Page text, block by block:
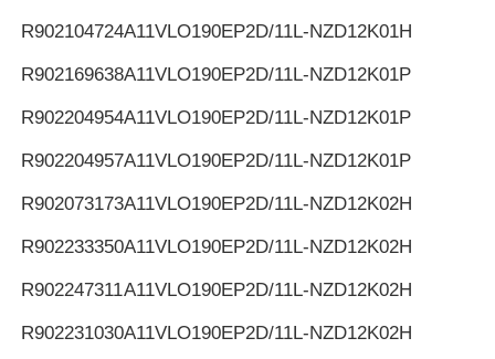
R902104724A11VLO190EP2D/11L-NZD12K01H
R902169638A11VLO190EP2D/11L-NZD12K01P
R902204954A11VLO190EP2D/11L-NZD12K01P
R902204957A11VLO190EP2D/11L-NZD12K01P
R902073173A11VLO190EP2D/11L-NZD12K02H
R902233350A11VLO190EP2D/11L-NZD12K02H
R902247311A11VLO190EP2D/11L-NZD12K02H
R902231030A11VLO190EP2D/11L-NZD12K02H